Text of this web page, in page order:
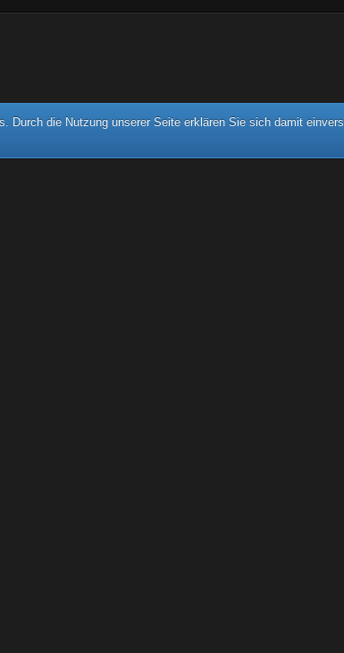
Durch die Nutzung unserer Seite erklären Sie sich damit